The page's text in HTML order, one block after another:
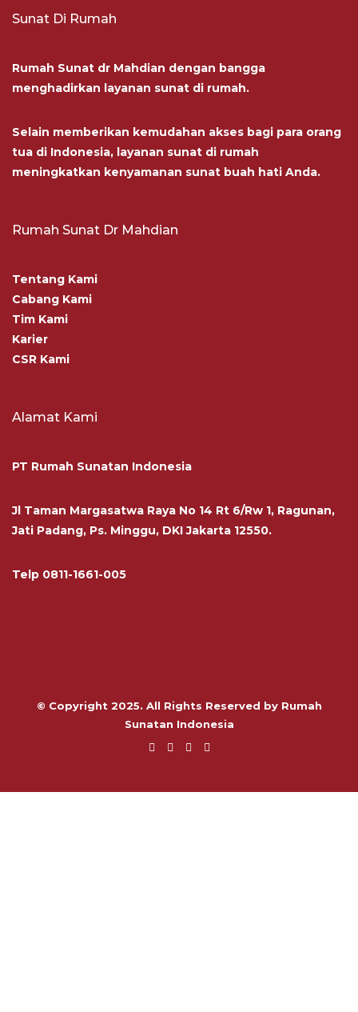
Sunat Di Rumah
Rumah Sunat dr Mahdian dengan bangga
menghadirkan layanan sunat di rumah.
Selain memberikan kemudahan akses bagi para orang
tua di Indonesia, layanan sunat di rumah
meningkatkan kenyamanan sunat buah hati Anda.
Rumah Sunat Dr Mahdian
Tentang Kami
Cabang Kami
Tim Kami
Karier
CSR Kami
Alamat Kami
PT Rumah Sunatan Indonesia
Jl Taman Margasatwa Raya No 14 Rt 6/Rw 1, Ragunan,
Jati Padang, Ps. Minggu, DKI Jakarta 12550.
Telp 0811-1661-005
© Copyright 2025. All Rights Reserved by Rumah
Sunatan Indonesia